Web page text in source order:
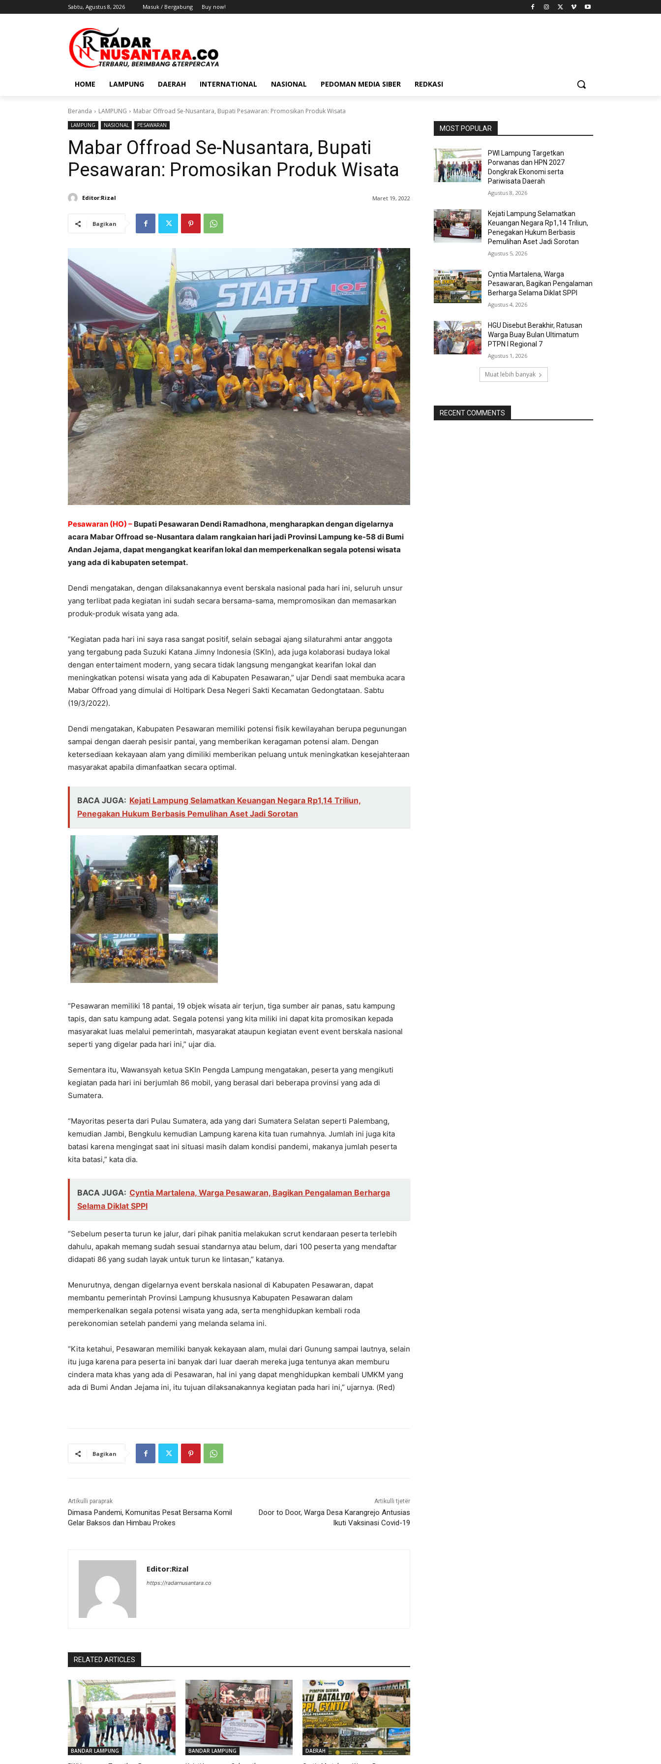
Sabtu, Agustus 8, 2026 Masuk / Bergabung Buy now!
HOME LAMPUNG DAERAH INTERNATIONAL NASIONAL PEDOMAN MEDIA SIBER REDKASI
Beranda LAMPUNG Mabar Offroad Se-Nusantara, Bupati Pesawaran: Promosikan Produk Wisata
LAMPUNG NASIONAL PESAWARAN
Mabar Offroad Se-Nusantara, Bupati
Pesawaran: Promosikan Produk Wisata
Editor:Rizal Maret 19, 2022
Bagikan
Pesawaran (HO) – Bupati Pesawaran Dendi Ramadhona, mengharapkan dengan digelarnya
acara Mabar Offroad se-Nusantara dalam rangkaian hari jadi Provinsi Lampung ke-58 di Bumi
Andan Jejama, dapat mengangkat kearifan lokal dan memperkenalkan segala potensi wisata
yang ada di kabupaten setempat.
Dendi mengatakan, dengan dilaksanakannya event berskala nasional pada hari ini, seluruh unsur
yang terlibat pada kegiatan ini sudah secara bersama-sama, mempromosikan dan memasarkan
produk-produk wisata yang ada.
“Kegiatan pada hari ini saya rasa sangat positif, selain sebagai ajang silaturahmi antar anggota
yang tergabung pada Suzuki Katana Jimny Indonesia (SKIn), ada juga kolaborasi budaya lokal
dengan entertaiment modern, yang secara tidak langsung mengangkat kearifan lokal dan
meningkatkan potensi wisata yang ada di Kabupaten Pesawaran,” ujar Dendi saat membuka acara
Mabar Offroad yang dimulai di Holtipark Desa Negeri Sakti Kecamatan Gedongtataan. Sabtu
(19/3/2022).
Dendi mengatakan, Kabupaten Pesawaran memiliki potensi fisik kewilayahan berupa pegunungan
sampai dengan daerah pesisir pantai, yang memberikan keragaman potensi alam. Dengan
ketersediaan kekayaan alam yang dimiliki memberikan peluang untuk meningkatkan kesejahteraan
masyarakat apabila dimanfaatkan secara optimal.
BACA JUGA: Kejati Lampung Selamatkan Keuangan Negara Rp1,14 Triliun,
Penegakan Hukum Berbasis Pemulihan Aset Jadi Sorotan
“Pesawaran memiliki 18 pantai, 19 objek wisata air terjun, tiga sumber air panas, satu kampung
tapis, dan satu kampung adat. Segala potensi yang kita miliki ini dapat kita promosikan kepada
masyarakat luas melalui pemerintah, masyarakat ataupun kegiatan event event berskala nasional
seperti yang digelar pada hari ini,” ujar dia.
Sementara itu, Wawansyah ketua SKIn Pengda Lampung mengatakan, peserta yang mengikuti
kegiatan pada hari ini berjumlah 86 mobil, yang berasal dari beberapa provinsi yang ada di
Sumatera.
“Mayoritas peserta dari Pulau Sumatera, ada yang dari Sumatera Selatan seperti Palembang,
kemudian Jambi, Bengkulu kemudian Lampung karena kita tuan rumahnya. Jumlah ini juga kita
batasi karena mengingat saat ini situasi masih dalam kondisi pandemi, makanya jumlah peserta
kita batasi,” kata dia.
BACA JUGA: Cyntia Martalena, Warga Pesawaran, Bagikan Pengalaman Berharga
Selama Diklat SPPI
“Sebelum peserta turun ke jalur, dari pihak panitia melakukan scrut kendaraan peserta terlebih
dahulu, apakah memang sudah sesuai standarnya atau belum, dari 100 peserta yang mendaftar
didapati 86 yang sudah layak untuk turun ke lintasan,” katanya.
Menurutnya, dengan digelarnya event berskala nasional di Kabupaten Pesawaran, dapat
membantu pemerintah Provinsi Lampung khususnya Kabupaten Pesawaran dalam
memperkenalkan segala potensi wisata yang ada, serta menghidupkan kembali roda
perekonomian setelah pandemi yang melanda selama ini.
“Kita ketahui, Pesawaran memiliki banyak kekayaan alam, mulai dari Gunung sampai lautnya, selain
itu juga karena para peserta ini banyak dari luar daerah mereka juga tentunya akan memburu
cindera mata khas yang ada di Pesawaran, hal ini yang dapat menghidupkan kembali UMKM yang
ada di Bumi Andan Jejama ini, itu tujuan dilaksanakannya kegiatan pada hari ini,” ujarnya. (Red)
Bagikan
Artikulli paraprak
Dimasa Pandemi, Komunitas Pesat Bersama Komil
Gelar Baksos dan Himbau Prokes
Artikulli tjetër
Door to Door, Warga Desa Karangrejo Antusias
Ikuti Vaksinasi Covid-19
Editor:Rizal
https://radarnusantara.co
RELATED ARTICLES
BANDAR LAMPUNG BANDAR LAMPUNG DAERAH
MOST POPULAR
PWI Lampung Targetkan
Porwanas dan HPN 2027
Dongkrak Ekonomi serta
Pariwisata Daerah
Agustus 8, 2026
Kejati Lampung Selamatkan
Keuangan Negara Rp1,14 Triliun,
Penegakan Hukum Berbasis
Pemulihan Aset Jadi Sorotan
Agustus 5, 2026
Cyntia Martalena, Warga
Pesawaran, Bagikan Pengalaman
Berharga Selama Diklat SPPI
Agustus 4, 2026
HGU Disebut Berakhir, Ratusan
Warga Buay Bulan Ultimatum
PTPN I Regional 7
Agustus 1, 2026
Muat lebih banyak
RECENT COMMENTS